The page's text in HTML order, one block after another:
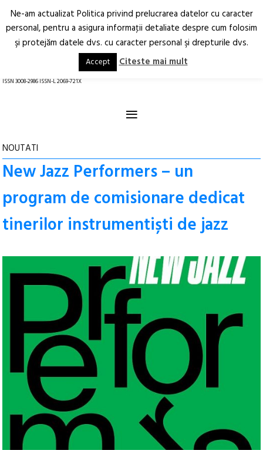
Arhitectură.
Oraș.
RO EN
ISSN 3008-2986 ISSN-L 2069-721X
≡
NOUTATI
New Jazz Performers – un
program de comisionare dedicat
tinerilor instrumentiști de jazz
Ne-am actualizat Politica privind prelucrarea datelor cu caracter
personal, pentru a asigura informaţii detaliate despre cum folosim
şi protejăm datele dvs. cu caracter personal şi drepturile dvs.
Accept Citeste mai mult